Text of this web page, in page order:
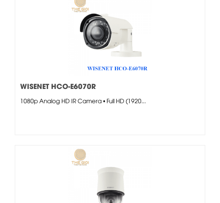
WISENET HCO-E6070R
1080p Analog HD IR Camera • Full HD (1920...